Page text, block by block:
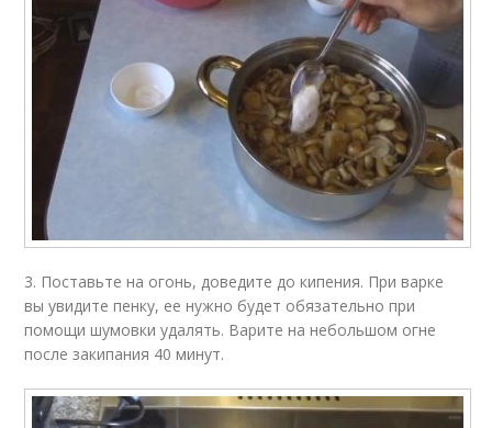
3. Поставьте на огонь, доведите до кипения. При варке
вы увидите пенку, ее нужно будет обязательно при
помощи шумовки удалять. Варите на небольшом огне
после закипания 40 минут.